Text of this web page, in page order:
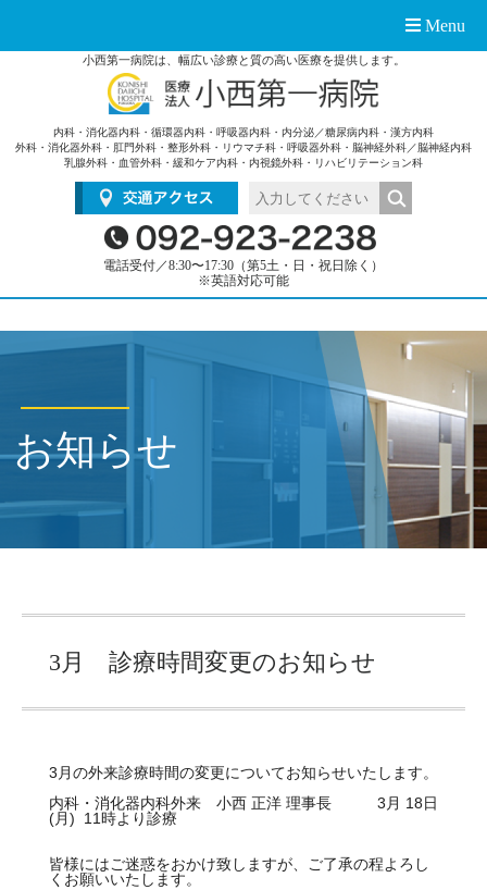
小西第一病院は、幅広い診療と質の高い医療を提供します。
内科・消化器内科・循環器内科・呼吸器内科・内分泌／糖尿病内科・漢方内科
外科・消化器外科・肛門外科・整形外科・リウマチ科・呼吸器外科・脳神経外科／脳神経内科
乳腺外科・血管外科・緩和ケア内科・内視鏡外科・リハビリテーション科
電話受付／8:30〜17:30（第5土・日・祝日除く）
※英語対応可能
Menu
お知らせ
3月 診療時間変更のお知らせ
3月の外来診療時間の変更についてお知らせいたします。
内科・消化器内科外来 小西 正洋 理事長 3月 18日
(月) 11時より診療
皆様にはご迷惑をおかけ致しますが、ご了承の程よろし
くお願いいたします。